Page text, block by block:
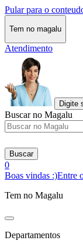
Pular para o
Tem no magalu
Atendimento
Digite
Buscar no Magalu
Buscar
0
Boas vindas :)Entre
Tem no Magalu
Departamentos